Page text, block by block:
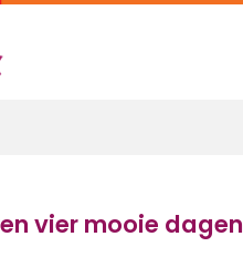
vier mooie dagen